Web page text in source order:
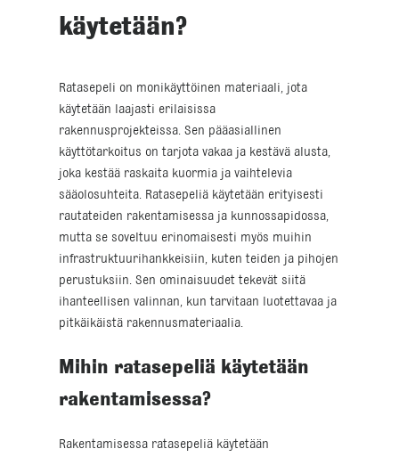
käytetään?
Ratasepeli on monikäyttöinen materiaali, jota
käytetään laajasti erilaisissa
rakennusprojekteissa. Sen pääasiallinen
käyttötarkoitus on tarjota vakaa ja kestävä alusta,
joka kestää raskaita kuormia ja vaihtelevia
sääolosuhteita. Ratasepeliä käytetään erityisesti
rautateiden rakentamisessa ja kunnossapidossa,
mutta se soveltuu erinomaisesti myös muihin
infrastruktuurihankkeisiin, kuten teiden ja pihojen
perustuksiin. Sen ominaisuudet tekevät siitä
ihanteellisen valinnan, kun tarvitaan luotettavaa ja
pitkäikäistä rakennusmateriaalia.
Mihin ratasepeliä käytetään
rakentamisessa?
Rakentamisessa ratasepeliä käytetään